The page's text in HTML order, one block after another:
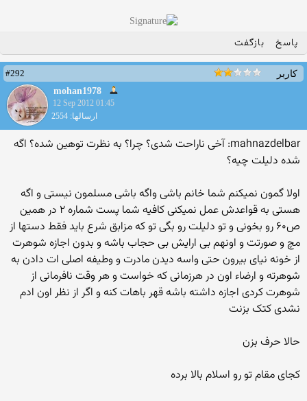
پاسخ بازگفت
کاربر
#292
mohan1978
12 Sep 2012 01:45
ارسالها: 2554
mahnazdelbar: آخی ناراحت شدی؟ چرا؟ به نظرت توهین شده؟ اگه
شده دلیلت چیه؟
اولا گمون نمیکنم شما خانم باشی واگه باشی مسلمون نیستی و اگه
هستی به قواعدش عمل نمیکنی کافیه شما پست شماره ۲ در همین
ص۶۰ رو بخونی و تو دلیلت رو بگی تو که مزابق شرع باید فقط دستها از
مچ و صورتت و اونهم بی ارایش بی حجاب باشه و بدون اجازه شوهرت
از خونه نیای بیرون حتی واسه دیدن مادرت و وطیفه اصلی ات دادن به
شوهرته و ارضاء اون در هرزمانی که خواست و هر وقت نافرمانی از
شوهرت کردی اجازه داشته باشه قهر باهات کنه و اگر از نظر اون ادم
نشدی کتک بزنت
حالا حرف بزن
کجای مقام تو رو اسلام بالا برده